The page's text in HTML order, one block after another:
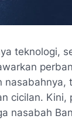
teknologi,
nasabahnya,
cicilan. Kini,
nasabah